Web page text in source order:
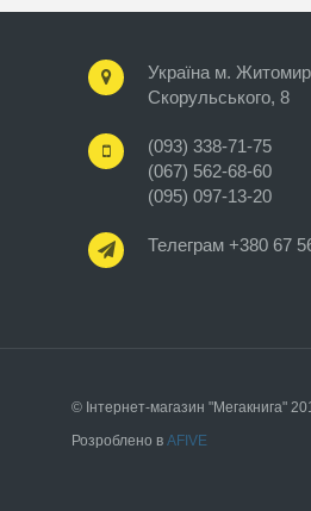
Україна м.
Скорульського, 8
(093) 338-71-75
(067) 562-68-60
(095) 097-13-20
Телеграм +380 67
© Інтернет-магазин "Мегакнига"
Розроблено в AFIVE